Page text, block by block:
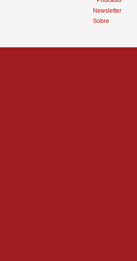
Newsletter
Sobre